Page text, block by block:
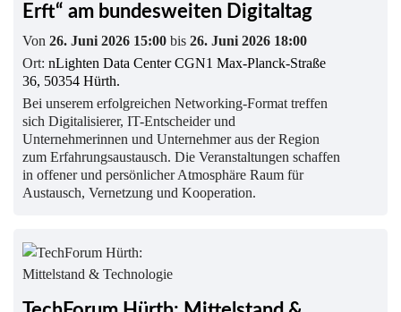
Erft“ am bundesweiten Digitaltag
Von 26. Juni 2026 15:00 bis 26. Juni 2026 18:00
Ort: nLighten Data Center CGN1 Max-Planck-Straße
36, 50354 Hürth.
Bei unserem erfolgreichen Networking-Format treffen
sich Digitalisierer, IT-Entscheider und
Unternehmerinnen und Unternehmer aus der Region
zum Erfahrungsaustausch. Die Veranstaltungen schaffen
in offener und persönlicher Atmosphäre Raum für
Austausch, Vernetzung und Kooperation.